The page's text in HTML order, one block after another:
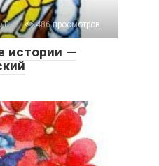
0
486 просмотров
истории —